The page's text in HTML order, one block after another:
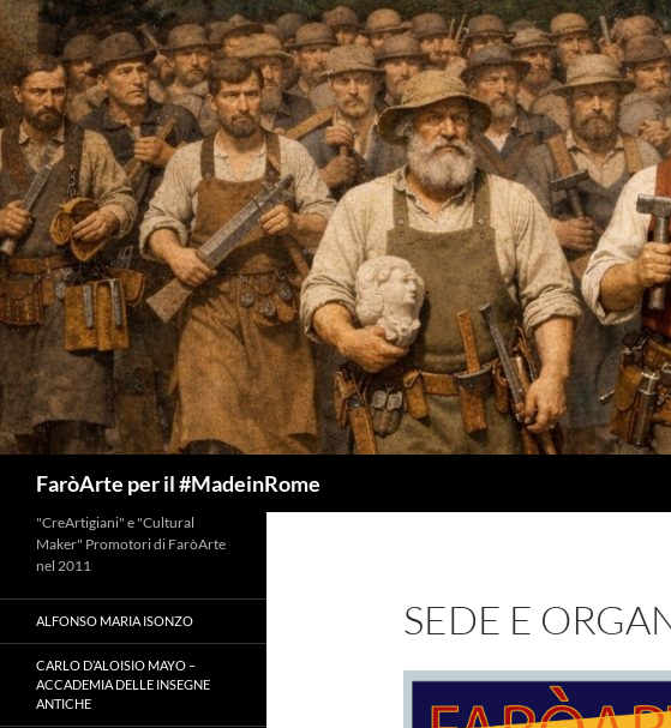
Vai
al
contenuto
FaròArte per il #MadeinRome
SEDE E
"CreArtigiani" e "Cultural
Maker" Promotori di FaròArte
nel 2011
ALFONSO MARIA ISONZO
CARLO D’ALOISIO MAYO –
ACCADEMIA DELLE INSEGNE
ANTICHE